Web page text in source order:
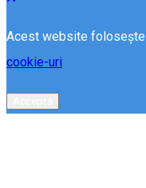
Acest website
cookie-uri